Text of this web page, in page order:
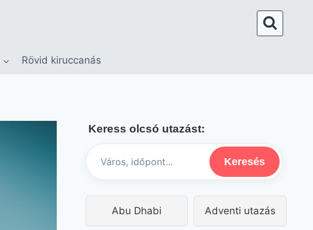
Rövid kiruccanás
Keress olcsó utazást:
Keresés
Abu Dhabi Adventi utazás